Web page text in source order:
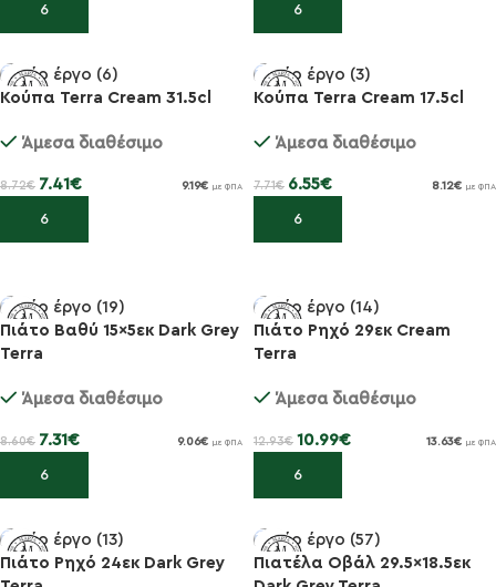
Προσθήκη στο καλάθι Προσθήκη στο καλάθι
-15%
Κούπα Terra Cream 31.5cl
Άμεσα διαθέσιμο
8.72€ 7.41 € 9.19€ με ΦΠΑ
Προσθήκη στο καλάθι
-15%
Κούπα Terra Cream 17.5cl
Άμεσα διαθέσιμο
7.71€ 6.55€ 8.12€ με ΦΠΑ
Προσθήκη στο καλάθι
Πιάτο Βαθύ 15×5εκ Dark Grey
Terra
Άμεσα διαθέσιμο
8.60€ 7.31 € 9.06€ με ΦΠΑ
Προσθήκη στο καλάθι
Πιάτο Ρηχό 29εκ Cream
Terra
Άμεσα διαθέσιμο
12.93€ 10.99€ 13.63€ με ΦΠΑ
Προσθήκη στο καλάθι
Πιάτο Ρηχό 24εκ Dark Grey
Πιατέλα Οβάλ 29.5×18.5εκ